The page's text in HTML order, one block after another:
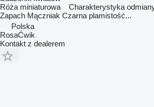
Róża miniaturowa Charakterystyka
Zapach Mączniak Czarna plamistość...
Polska
RosaĆwik
Kontakt z dealerem